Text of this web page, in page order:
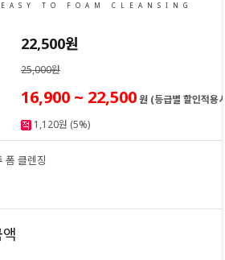
TO FOAM CLEANSING
22,500원
25,000원
16,900 ~ 22,500원 (등급별 할인적용시)
1,120원 (5%)
폼 클렌징